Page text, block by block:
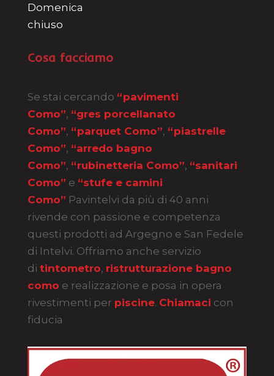
Domenica
chiuso
Cosa facciamo
Se stai cercando “pavimenti
Como”, “gres porcellanato
Como”, “parquet Como”, “piastrelle
Como”, “arredo bagno
Como”, “rubinetteria Como”, “sanitari
Como” e “stufe e camini
Como” Pavintelvi da più di 40 anni
rivende con passione e competenza
questi prodotti ad Argegno e San Fedele
di Intelvi. Offriamo anche servizio
di tintometro, ristrutturazione bagno
como e realizzazione e posa in opera
rivestimenti per piscine. Chiamaci con
fiducia